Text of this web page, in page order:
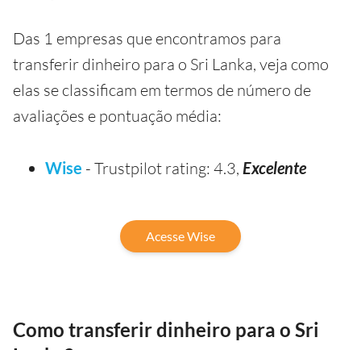
Das 1 empresas que encontramos para
transferir dinheiro para o Sri Lanka, veja como
elas se classificam em termos de número de
avaliações e pontuação média:
Wise - Trustpilot rating: 4.3, Excelente
Acesse Wise
Como transferir dinheiro para o Sri